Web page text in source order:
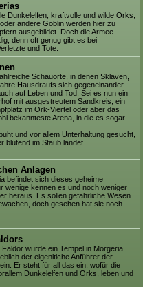
Dunkelelfen, kraftvolle und wilde Orks,
andere Goblin werden hier zu
ausgebildet. Doch die Armee
denn oft genug gibt es bei
und Tote.
Schauorte, in denen Sklaven,
Hausdraufs sich gegeneinander
auf Leben und Tod. Sei es nun ein
mit ausgestreutem Sandkreis, ein
im Ork-Viertel oder aber das
bekannteste Arena, in die es sogar
und vor allem Unterhaltung gesucht,
blutend im Staub landet.
Anlagen
befindet sich dieses geheime
wenige kennen es und noch weniger
heraus. Es sollen gefährliche Wesen
doch gesehen hat sie noch
wurde ein Tempel in Morgeria
der eigenltiche Anführer der
Er steht für all das ein, wofür die
Dunkelelfen und Orks, leben und